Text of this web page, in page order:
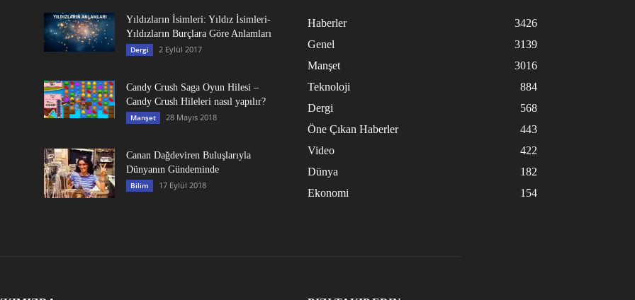
Yıldızların İsimleri: Yıldız İsimleri-
Yıldızların Burçlara Göre Anlamları
Dergi 2 Eylül 2017
Candy Crush Saga Oyun Hilesi –
Candy Crush Hileleri nasıl yapılır?
Manşet 28 Mayıs 2018
Canan Dağdeviren Buluşlarıyla
Dünyanın Gündeminde
Bilim 17 Eylül 2018
Haberler
3426
Genel
3139
Manşet
3016
Teknoloji
884
Dergi
568
Öne Çıkan Haberler
443
Video
422
Dünya
182
Ekonomi
154